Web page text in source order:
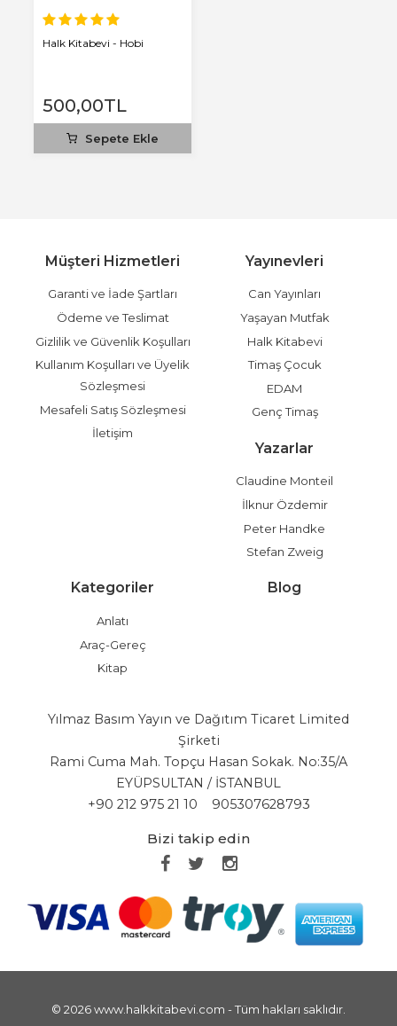
Halk Kitabevi - Hobi
500,00TL
Sepete Ekle
Müşteri Hizmetleri
Garanti ve İade Şartları
Ödeme ve Teslimat
Gizlilik ve Güvenlik Koşulları
Kullanım Koşulları ve Üyelik
Sözleşmesi
Mesafeli Satış Sözleşmesi
İletişim
Yayınevleri
Can Yayınları
Yaşayan Mutfak
Halk Kitabevi
Timaş Çocuk
EDAM
Genç Timaş
Yazarlar
Claudine Monteil
İlknur Özdemir
Peter Handke
Stefan Zweig
Kategoriler
Anlatı
Araç-Gereç
Kitap
Blog
Yılmaz Basım Yayın ve Dağıtım Ticaret Limited
Şirketi
Rami Cuma Mah. Topçu Hasan Sokak. No:35/A
EYÜPSULTAN / İSTANBUL
+90 212 975 21 10
905307628793
Bizi takip edin
© 2026 www.halkkitabevi.com - Tüm hakları saklıdır.